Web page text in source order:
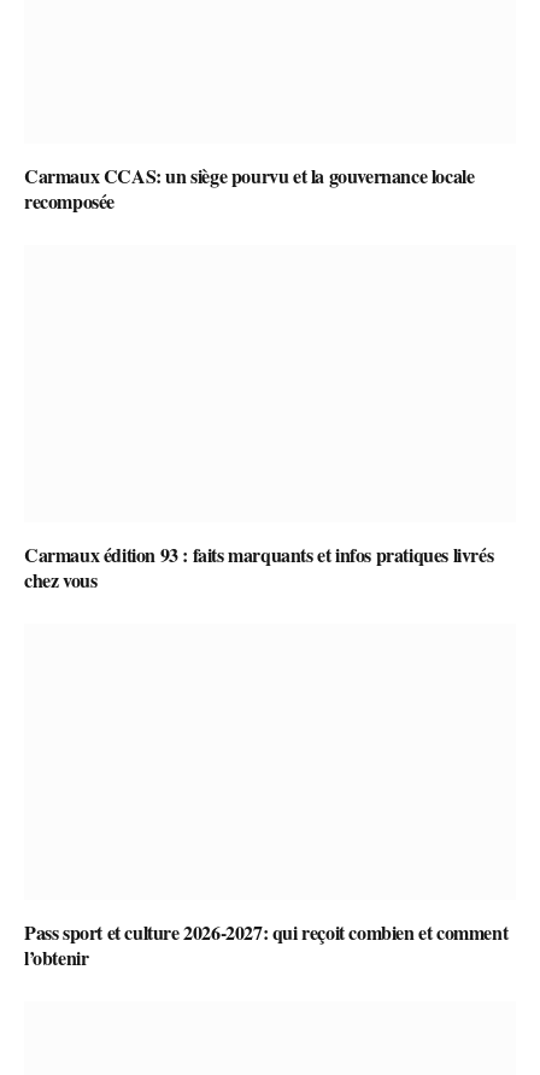
Carmaux CCAS: un siège pourvu et la gouvernance locale
recomposée
Carmaux édition 93 : faits marquants et infos pratiques livrés
chez vous
Pass sport et culture 2026-2027: qui reçoit combien et comment
l’obtenir